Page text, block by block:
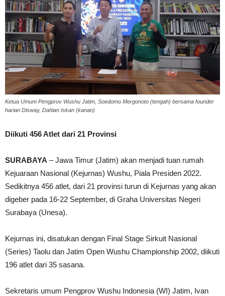
Ketua Umum Pengprov Wushu Jatim, Soedomo Mergonoto (tengah) bersama founder
harian Disway, Dahlan Iskan (kanan)
Diikuti 456 Atlet dari 21 Provinsi
SURABAYA – Jawa Timur (Jatim) akan menjadi tuan rumah
Kejuaraan Nasional (Kejurnas) Wushu, Piala Presiden 2022.
Sedikitnya 456 atlet, dari 21 provinsi turun di Kejurnas yang akan
digeber pada 16-22 September, di Graha Universitas Negeri
Surabaya (Unesa).
Kejurnas ini, disatukan dengan Final Stage Sirkuit Nasional
(Series) Taolu dan Jatim Open Wushu Championship 2002, diikuti
196 atlet dari 35 sasana.
Sekretaris umum Pengprov Wushu Indonesia (WI) Jatim, Ivan